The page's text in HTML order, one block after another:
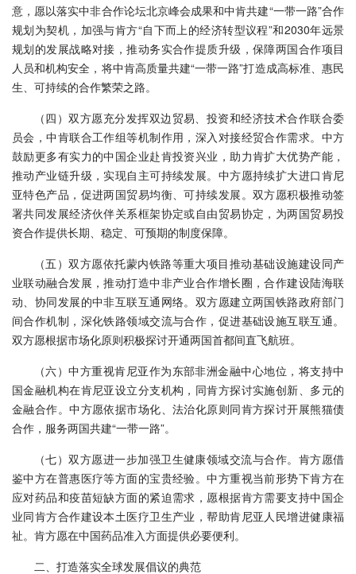
意，愿以落实中非合作论坛北京峰会成果和中肯共建“一带一路”合作
规划为契机，加强与肯方“自下而上的经济转型议程”和2030年远景
规划的发展战略对接，推动务实合作提质升级，保障两国合作项目
人员和机构安全，将中肯高质量共建“一带一路”打造成高标准、惠民
生、可持续的合作繁荣之路。
（四）双方愿充分发挥双边贸易、投资和经济技术合作联合委
员会，中肯联合工作组等机制作用，深入对接经贸合作需求。中方
鼓励更多有实力的中国企业赴肯投资兴业，助力肯扩大优势产能，
推动产业链升级，实现自主可持续发展。中方愿持续扩大进口肯尼
亚特色产品，促进两国贸易均衡、可持续发展。双方愿积极推动签
署共同发展经济伙伴关系框架协定或自由贸易协定，为两国贸易投
资合作提供长期、稳定、可预期的制度保障。
（五）双方愿依托蒙内铁路等重大项目推动基础设施建设同产
业联动融合发展，推动打造中非产业合作增长圈，合作建设陆海联
动、协同发展的中非互联互通网络。双方愿建立两国铁路政府部门
间合作机制，深化铁路领域交流与合作，促进基础设施互联互通。
双方愿根据市场化原则积极探讨开通两国首都间直飞航班。
（六）中方重视肯尼亚作为东部非洲金融中心地位，将支持中
国金融机构在肯尼亚设立分支机构，同肯方探讨实施创新、多元的
金融合作。中方愿依据市场化、法治化原则同肯方探讨开展熊猫债
合作，服务两国共建“一带一路”。
（七）双方愿进一步加强卫生健康领域交流与合作。肯方愿借
鉴中方在普惠医疗等方面的宝贵经验。中方重视当前形势下肯方在
应对药品和疫苗短缺方面的紧迫需求，愿根据肯方需要支持中国企
业同肯方合作建设本土医疗卫生产业，帮助肯尼亚人民增进健康福
祉。肯方愿在中国药品准入方面提供必要便利。
二、打造落实全球发展倡议的典范